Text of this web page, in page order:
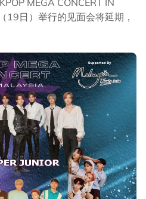
MEGA CONCERT IN
19日）举行的见面会将延期，